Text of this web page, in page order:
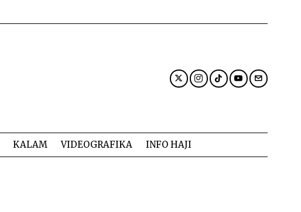
KALAM VIDEOGRAFIKA INFO HAJI